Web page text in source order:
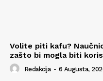
Volite piti kafu?
zašto bi mogla biti
Redakcija - 6 Augusta,